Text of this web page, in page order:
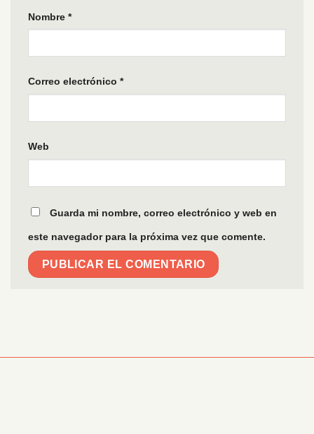
Nombre *
Correo electrónico *
Web
Guarda mi nombre, correo electrónico y web en
este navegador para la próxima vez que comente.